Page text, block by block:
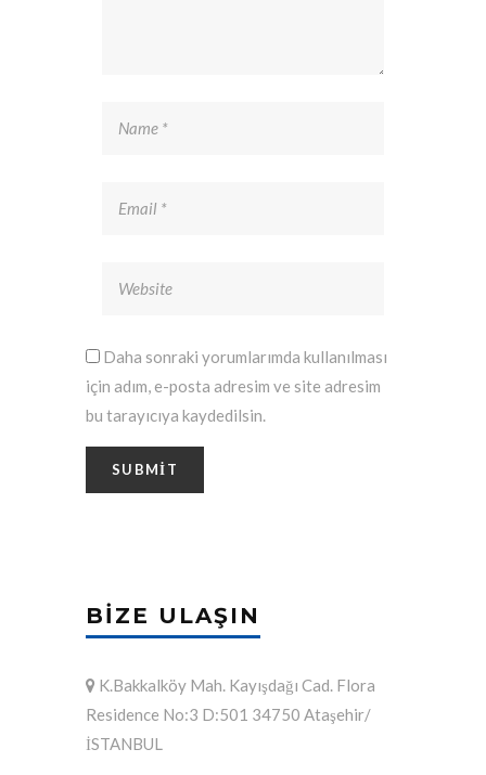
Daha sonraki yorumlarımda kullanılması
için adım, e-posta adresim ve site adresim
bu tarayıcıya kaydedilsin.
BIZE ULAŞIN
K.Bakkalköy Mah. Kayışdağı Cad. Flora
Residence No:3 D:501 34750 Ataşehir/
İSTANBUL